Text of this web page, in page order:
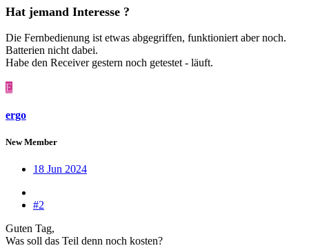
Hat jemand Interesse ?
Die Fernbedienung ist etwas abgegriffen, funktioniert aber noch.
Batterien nicht dabei.
Habe den Receiver gestern noch getestet - läuft.
E
ergo
New Member
18 Jun 2024
#2
Guten Tag,
Was soll das Teil denn noch kosten?